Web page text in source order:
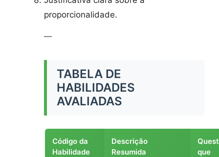
proporcionalidade.
—
TABELA DE
HABILIDADES
AVALIADAS
Código da
Habilidade
Descrição
Resumida
que